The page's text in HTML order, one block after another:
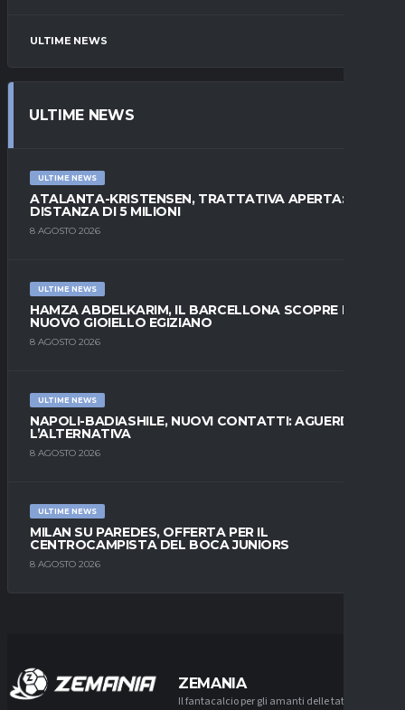
ULTIME NEWS
ULTIME NEWS
ULTIME NEWS
ATALANTA-KRISTENSEN, TRATTATIVA APERTA:
DISTANZA DI 5 MILIONI
8 AGOSTO 2026
ULTIME NEWS
HAMZA ABDELKARIM, IL BARCELLONA SCOPRE IL
NUOVO GIOIELLO EGIZIANO
8 AGOSTO 2026
ULTIME NEWS
NAPOLI-BADIASHILE, NUOVI CONTATTI: AGUERD È
L’ALTERNATIVA
8 AGOSTO 2026
ULTIME NEWS
MILAN SU PAREDES, OFFERTA PER IL
CENTROCAMPISTA DEL BOCA JUNIORS
8 AGOSTO 2026
ZEMANIA
Il fantacalcio per gli amanti delle tattiche